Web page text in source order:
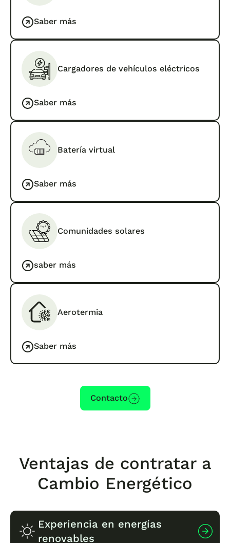
Saber más
Cargadores de vehículos eléctricos
Saber más
Batería virtual
Saber más
Comunidades solares
saber más
Aerotermia
Saber más
Contacto
Ventajas de contratar a
Cambio Energético
Experiencia en energías
renovables